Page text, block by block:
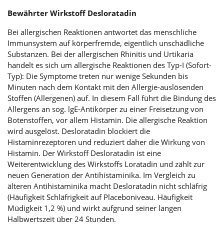
Bewährter Wirkstoff Desloratadin
Bei allergischen Reaktionen antwortet das menschliche
Immunsystem auf körperfremde, eigentlich unschädliche
Substanzen. Bei der allergischen Rhinitis und Urtikaria
handelt es sich um allergische Reaktionen des Typ-I (Sofort-
Typ): Die Symptome treten nur wenige Sekunden bis
Minuten nach dem Kontakt mit den Allergie-auslösenden
Stoffen (Allergenen) auf. In diesem Fall führt die Bindung des
Allergens an sog. lgE-Antikörper zu einer Freisetzung von
Botenstoffen, vor allem Histamin. Die allergische Reaktion
wird ausgelöst. Desloratadin blockiert die
Histaminrezeptoren und reduziert daher die Wirkung von
Histamin. Der Wirkstoff Desloratadin ist eine
Weiterentwicklung des Wirkstoffs Loratadin und zählt zur
neuen Generation der Antihistaminika. Im Vergleich zu
älteren Antihistaminika macht Desloratadin nicht schläfrig
(Häufigkeit Schläfrigkeit auf Placeboniveau. Häufigkeit
Müdigkeit 1,2 %) und wirkt aufgrund seiner langen
Halbwertszeit über 24 Stunden.